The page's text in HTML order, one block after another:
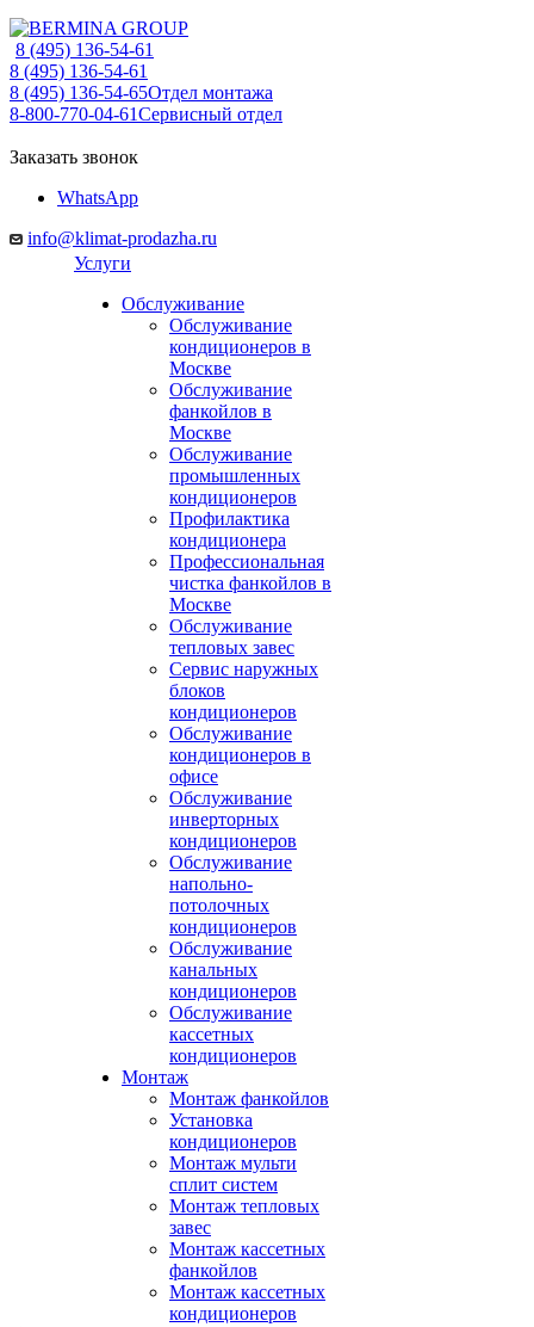
8 (495) 136-54-61
8 (495) 136-54-61
8 (495) 136-54-65Отдел монтажа
8-800-770-04-61Сервисный отдел
Заказать звонок
WhatsApp
info@klimat-prodazha.ru
Услуги
Обслуживание
Обслуживание
кондиционеров в
Москве
Обслуживание
фанкойлов в
Москве
Обслуживание
промышленных
кондиционеров
Профилактика
кондиционера
Профессиональная
чистка фанкойлов в
Москве
Обслуживание
тепловых завес
Сервис наружных
блоков
кондиционеров
Обслуживание
кондиционеров в
офисе
Обслуживание
инверторных
кондиционеров
Обслуживание
напольно-
потолочных
кондиционеров
Обслуживание
канальных
кондиционеров
Обслуживание
кассетных
кондиционеров
Монтаж
Монтаж фанкойлов
Установка
кондиционеров
Монтаж мульти
сплит систем
Монтаж тепловых
завес
Монтаж кассетных
фанкойлов
Монтаж кассетных
кондиционеров